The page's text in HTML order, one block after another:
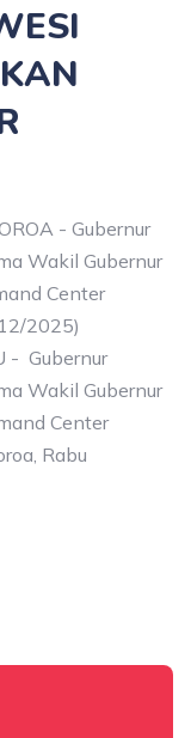
- Gubernur
Wakil Gubernur
Center
2025)
- Gubernur
Wakil Gubernur
Center
Rabu